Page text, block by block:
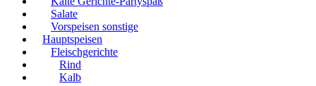
Salate
Vorspeisen sonstige
Hauptspeisen
Fleischgerichte
Rind
Kalb